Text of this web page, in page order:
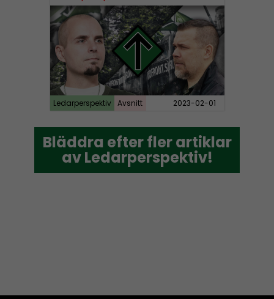
Ledarperspektiv Avsnitt 2023-02-01
Bläddra efter fler artiklar
av Ledarperspektiv!
Bläddra efter fler artiklar
av Ledarperspektiv!